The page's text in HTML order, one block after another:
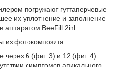
погружают гуттаперчевые
их уплотнение и заполнение
аппаратом BeeFill 2inl
из фотокомпозита.
через 6 (фиг. 3) и 12 (фиг. 4)
симптомов апикального